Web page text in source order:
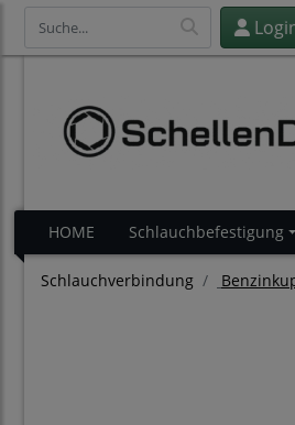
HOME Schlauchbefestigung
Schlauchverbindung